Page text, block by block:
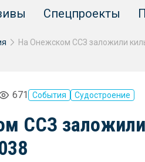
Спецпроекты
671 События Судостроение
ССЗ заложили